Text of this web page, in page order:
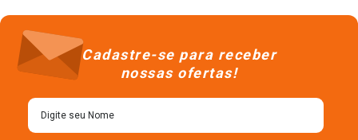
Desinfetante Uso Geral Cloro Gel
Original Vim Frasco Leve 700ml
Pague 490ml
R$ 13 90
－
R$ 9,48
－